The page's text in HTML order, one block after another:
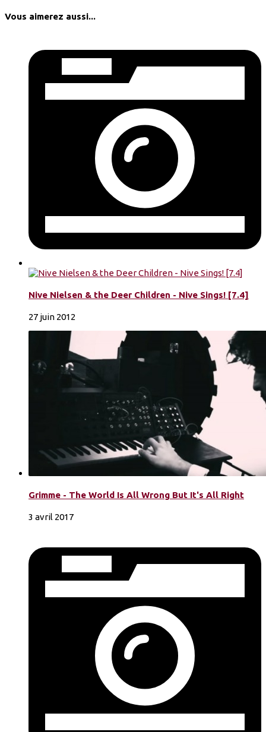
Vous aimerez aussi...
Nive Nielsen & the Deer Children - Nive Sings! [7.4]
27 juin 2012
Grimme - The World Is All Wrong But It's All Right
3 avril 2017